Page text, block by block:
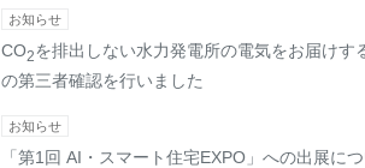
お知らせ
CO2を排出しない水力発電所の電気をお届け
の第三者確認を行いました
お知らせ
「第1回 AI・スマート住宅EXPO」への出展に